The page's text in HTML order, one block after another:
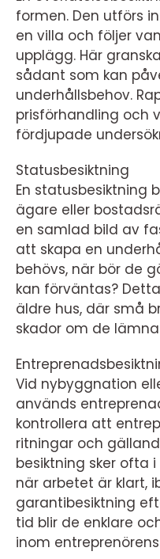
formen. Den utförs
en villa och följer
upplägg. Här
sådant som kan
underhållsbehov.
prisförhandling och
fördjupade
Statusbesiktning
En statusbesiktning
ägare eller
en samlad bild av
att skapa en
behövs, när bör de
kan förväntas?
äldre hus, där små
skador om de
Vid nybyggnation
används
kontrollera att
ritningar och
besiktning sker ofta
när arbetet är klart,
garantibesiktning
tid blir de enklare
inom